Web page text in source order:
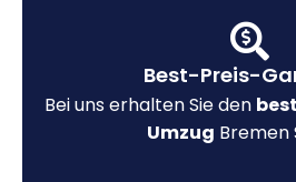
Best-Preis-
Bei uns erhalten Sie den
Umzug Bremen